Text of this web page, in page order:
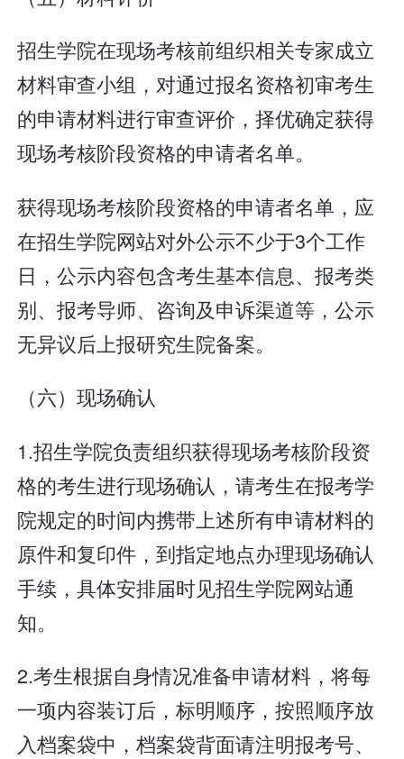
招生学院在现场考核前组织相关专家成立
材料审查小组，对通过报名资格初审考生
的申请材料进行审查评价，择优确定获得
现场考核阶段资格的申请者名单。
获得现场考核阶段资格的申请者名单，应
在招生学院网站对外公示不少于3个工作
日，公示内容包含考生基本信息、报考类
别、报考导师、咨询及申诉渠道等，公示
无异议后上报研究生院备案。
（六）现场确认
1.招生学院负责组织获得现场考核阶段资
格的考生进行现场确认，请考生在报考学
院规定的时间内携带上述所有申请材料的
原件和复印件，到指定地点办理现场确认
手续，具体安排届时见招生学院网站通
知。
2.考生根据自身情况准备申请材料，将每
一项内容装订后，标明顺序，按照顺序放
入档案袋中，档案袋背面请注明报考号、